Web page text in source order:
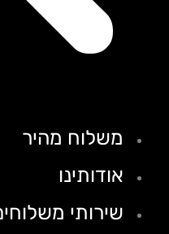
משלוח מהיר
אודותינו
שירותי משלוחים